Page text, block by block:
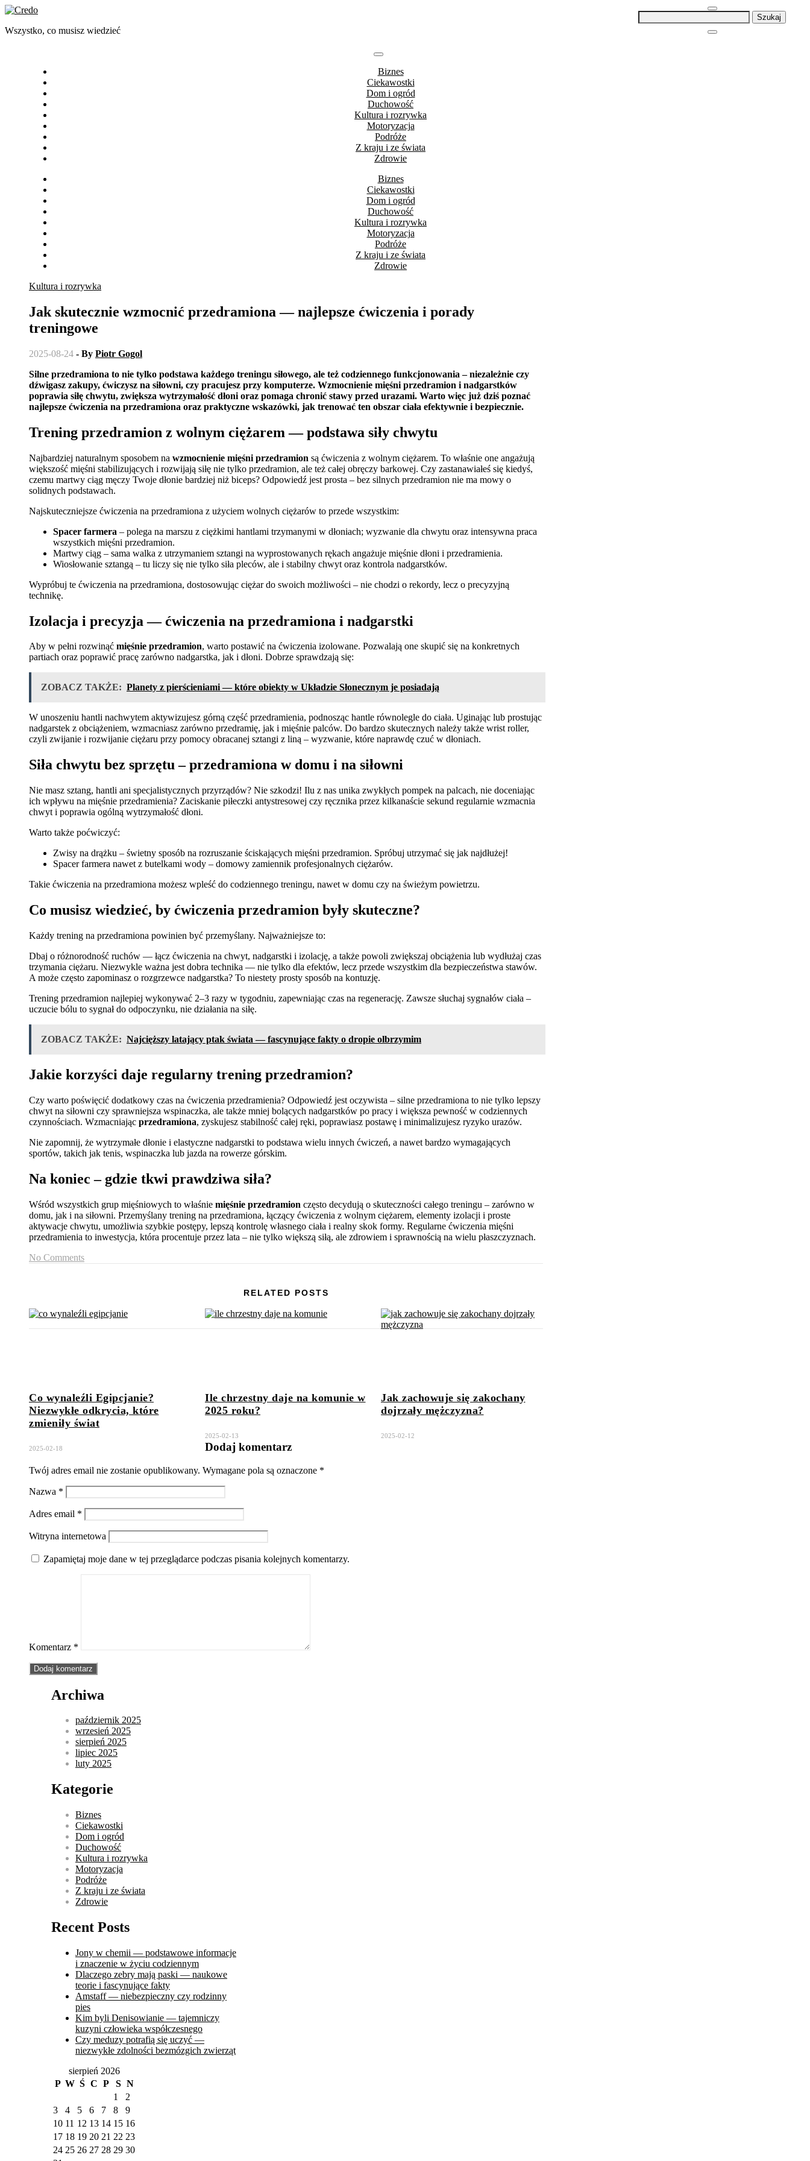
Skip
content
Wszystko, co musisz wiedzieć
Biznes
Ciekawostki
Dom i ogród
Duchowość
Kultura i rozrywka
Motoryzacja
Podróże
Z kraju i ze świata
Zdrowie
Biznes
Ciekawostki
Dom i ogród
Duchowość
Kultura i rozrywka
Motoryzacja
Podróże
Z kraju i ze świata
Zdrowie
Szukaj:
Kultura i rozrywka
Jak skutecznie wzmocnić przedramiona — najlepsze ćwiczenia i porady
treningowe
2025-08-24 - By Piotr Gogol
Silne przedramiona to nie tylko podstawa każdego treningu siłowego, ale też codziennego funkcjonowania – niezależnie czy
dźwigasz zakupy, ćwiczysz na siłowni, czy pracujesz przy komputerze. Wzmocnienie mięśni przedramion i nadgarstków
poprawia siłę chwytu, zwiększa wytrzymałość dłoni oraz pomaga chronić stawy przed urazami. Warto więc już dziś poznać
najlepsze ćwiczenia na przedramiona oraz praktyczne wskazówki, jak trenować ten obszar ciała efektywnie i bezpiecznie.
Trening przedramion z wolnym ciężarem — podstawa siły chwytu
Najbardziej naturalnym sposobem na wzmocnienie mięśni przedramion są ćwiczenia z wolnym ciężarem. To właśnie one angażują
większość mięśni stabilizujących i rozwijają siłę nie tylko przedramion, ale też całej obręczy barkowej. Czy zastanawiałeś się kiedyś,
czemu martwy ciąg męczy Twoje dłonie bardziej niż biceps? Odpowiedź jest prosta – bez silnych przedramion nie ma mowy o
solidnych podstawach.
Najskuteczniejsze ćwiczenia na przedramiona z użyciem wolnych ciężarów to przede wszystkim:
Spacer farmera – polega na marszu z ciężkimi hantlami trzymanymi w dłoniach; wyzwanie dla chwytu oraz intensywna praca
wszystkich mięśni przedramion.
Martwy ciąg – sama walka z utrzymaniem sztangi na wyprostowanych rękach angażuje mięśnie dłoni i przedramienia.
Wiosłowanie sztangą – tu liczy się nie tylko siła pleców, ale i stabilny chwyt oraz kontrola nadgarstków.
Wypróbuj te ćwiczenia na przedramiona, dostosowując ciężar do swoich możliwości – nie chodzi o rekordy, lecz o precyzyjną
technikę.
Izolacja i precyzja — ćwiczenia na przedramiona i nadgarstki
Aby w pełni rozwinąć mięśnie przedramion, warto postawić na ćwiczenia izolowane. Pozwalają one skupić się na konkretnych
partiach oraz poprawić pracę zarówno nadgarstka, jak i dłoni. Dobrze sprawdzają się:
ZOBACZ TAKŻE: Planety z pierścieniami — które obiekty w Układzie Słonecznym je posiadają
W unoszeniu hantli nachwytem aktywizujesz górną część przedramienia, podnosząc hantle równolegle do ciała. Uginając lub prostując
nadgarstek z obciążeniem, wzmacniasz zarówno przedramię, jak i mięśnie palców. Do bardzo skutecznych należy także wrist roller,
czyli zwijanie i rozwijanie ciężaru przy pomocy obracanej sztangi z liną – wyzwanie, które naprawdę czuć w dłoniach.
Siła chwytu bez sprzętu – przedramiona w domu i na siłowni
Nie masz sztang, hantli ani specjalistycznych przyrządów? Nie szkodzi! Ilu z nas unika zwykłych pompek na palcach, nie doceniając
ich wpływu na mięśnie przedramienia? Zaciskanie piłeczki antystresowej czy ręcznika przez kilkanaście sekund regularnie wzmacnia
chwyt i poprawia ogólną wytrzymałość dłoni.
Warto także poćwiczyć:
Zwisy na drążku – świetny sposób na rozruszanie ściskających mięśni przedramion. Spróbuj utrzymać się jak najdłużej!
Spacer farmera nawet z butelkami wody – domowy zamiennik profesjonalnych ciężarów.
Takie ćwiczenia na przedramiona możesz wpleść do codziennego treningu, nawet w domu czy na świeżym powietrzu.
Co musisz wiedzieć, by ćwiczenia przedramion były skuteczne?
Każdy trening na przedramiona powinien być przemyślany. Najważniejsze to:
Dbaj o różnorodność ruchów — łącz ćwiczenia na chwyt, nadgarstki i izolację, a także powoli zwiększaj obciążenia lub wydłużaj czas
trzymania ciężaru. Niezwykle ważna jest dobra technika — nie tylko dla efektów, lecz przede wszystkim dla bezpieczeństwa stawów.
A może często zapominasz o rozgrzewce nadgarstka? To niestety prosty sposób na kontuzję.
Trening przedramion najlepiej wykonywać 2–3 razy w tygodniu, zapewniając czas na regenerację. Zawsze słuchaj sygnałów ciała –
uczucie bólu to sygnał do odpoczynku, nie działania na siłę.
ZOBACZ TAKŻE: Najcięższy latający ptak świata — fascynujące fakty o dropie olbrzymim
Jakie korzyści daje regularny trening przedramion?
Czy warto poświęcić dodatkowy czas na ćwiczenia przedramienia? Odpowiedź jest oczywista – silne przedramiona to nie tylko lepszy
chwyt na siłowni czy sprawniejsza wspinaczka, ale także mniej bolących nadgarstków po pracy i większa pewność w codziennych
czynnościach. Wzmacniając przedramiona, zyskujesz stabilność całej ręki, poprawiasz postawę i minimalizujesz ryzyko urazów.
Nie zapomnij, że wytrzymałe dłonie i elastyczne nadgarstki to podstawa wielu innych ćwiczeń, a nawet bardzo wymagających
sportów, takich jak tenis, wspinaczka lub jazda na rowerze górskim.
Na koniec – gdzie tkwi prawdziwa siła?
Wśród wszystkich grup mięśniowych to właśnie mięśnie przedramion często decydują o skuteczności całego treningu – zarówno w
domu, jak i na siłowni. Przemyślany trening na przedramiona, łączący ćwiczenia z wolnym ciężarem, elementy izolacji i proste
aktywacje chwytu, umożliwia szybkie postępy, lepszą kontrolę własnego ciała i realny skok formy. Regularne ćwiczenia mięśni
przedramienia to inwestycja, która procentuje przez lata – nie tylko większą siłą, ale zdrowiem i sprawnością na wielu płaszczyznach.
No Comments
RELATED POSTS
Co wynaleźli Egipcjanie?
Niezwykłe odkrycia, które
zmieniły świat
2025-02-18
Ile chrzestny daje na komunie w
2025 roku?
2025-02-13
Jak zachowuje się zakochany
dojrzały mężczyzna?
2025-02-12
Dodaj komentarz
Twój adres email nie zostanie opublikowany. Wymagane pola są oznaczone *
Nazwa *
Adres email *
Witryna internetowa
Zapamiętaj moje dane w tej przeglądarce podczas pisania kolejnych komentarzy.
Komentarz *
Archiwa
październik 2025
wrzesień 2025
sierpień 2025
lipiec 2025
luty 2025
Kategorie
Biznes
Ciekawostki
Dom i ogród
Duchowość
Kultura i rozrywka
Motoryzacja
Podróże
Z kraju i ze świata
Zdrowie
Recent Posts
Jony w chemii — podstawowe informacje
i znaczenie w życiu codziennym
Dlaczego zebry mają paski — naukowe
teorie i fascynujące fakty
Amstaff — niebezpieczny czy rodzinny
pies
Kim byli Denisowianie — tajemniczy
kuzyni człowieka współczesnego
Czy meduzy potrafią się uczyć —
niezwykłe zdolności bezmózgich zwierząt
sierpień 2026
P W Ś C P S N
1
2
3
4 5 6 7 8
9
10 11 12 13 14 15 16
17 18 19 20 21 22 23
24 25 26 27 28 29 30